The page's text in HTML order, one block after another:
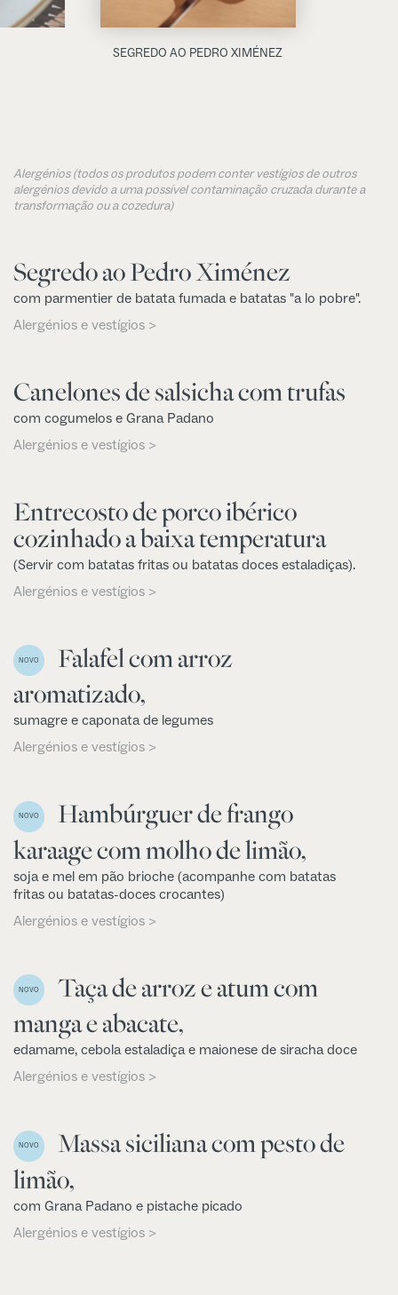
SEGREDO AO PEDRO XIMÉNEZ
Alergénios (todos os produtos podem conter vestígios de outros
alergénios devido a uma possível contaminação cruzada durante a
transformação ou a cozedura)
Segredo ao Pedro Ximénez
com parmentier de batata fumada e batatas "a lo pobre".
Alergénios e vestígios >
Canelones de salsicha com trufas
com cogumelos e Grana Padano
Alergénios e vestígios >
Entrecosto de porco ibérico
cozinhado a baixa temperatura
(Servir com batatas fritas ou batatas doces estaladiças).
Alergénios e vestígios >
NOVO
Falafel com arroz
aromatizado,
sumagre e caponata de legumes
Alergénios e vestígios >
NOVO
Hambúrguer de frango
karaage com molho de limão,
soja e mel em pão brioche (acompanhe com batatas
fritas ou batatas-doces crocantes)
Alergénios e vestígios >
NOVO
Taça de arroz e atum com
manga e abacate,
edamame, cebola estaladiça e maionese de siracha doce
Alergénios e vestígios >
NOVO
Massa siciliana com pesto de
limão,
com Grana Padano e pistache picado
Alergénios e vestígios >